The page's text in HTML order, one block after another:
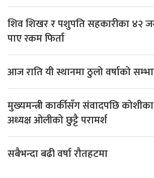
शिव शिखर र पशुपति सहकारीका ४२
पाए रकम फिर्ता
आज राति यी स्थानमा ठुलो वर्षाको
मुख्यमन्त्री कार्कीसँग संवादपछि
अध्यक्ष ओलीको छुट्टै परामर्श
सबैभन्दा बढी वर्षा रौतहटमा